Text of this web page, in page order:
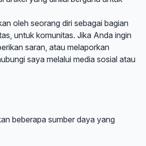
oleh seorang diri sebagai bagian
untuk komunitas. Jika Anda ingin
saran, atau melaporkan
saya melalui media sosial atau
beberapa sumber daya yang